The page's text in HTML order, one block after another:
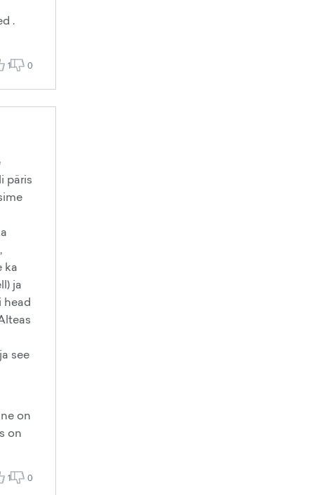
.
1 0
päris
ka
ja
head
see
on
on
1 0